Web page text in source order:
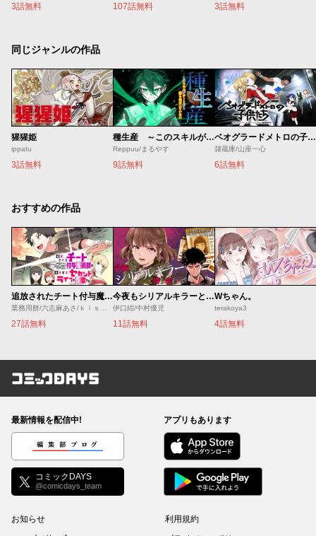
3話無料 107話無料 3話無料
同じジャンルの作品
猩猩姫
ippatu
3話無料
種生産 ～このスキルがチートだとまだ誰も気付いていない～
Reppuu/まるやす
9話無料
ベオグラードメトロの子供たち
隷蔵庫/山座一心
6話無料
おすすめの作品
追放されたチート付与魔術師は気ままなセカンドライフを謳歌する。 ～俺は武器だけじゃなく、あらゆるものに『強化ポイント』を付与できるし、俺の意思でいつでも効果を解除できるけど、残った人たち大丈夫？～
業務用餅/六志麻あさ/ｋｉｓｕｉ
27話無料
今夜もシリアルキラーと待ち合わせ
伊口紺/中村優児
11話無料
Wちゃん。
terakoya3
4話無料
コミックDAYS
最新情報を配信中!
編集部ブログ
コミックDAYS
@comicdays_team
アプリもあります
お知らせ
利用規約